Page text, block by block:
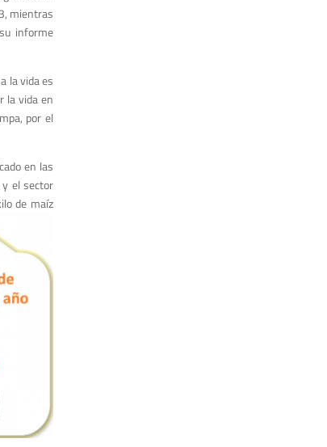
mientras
infor­me
la vida es
la vida en
por el
en las
el sec­tor
de maíz